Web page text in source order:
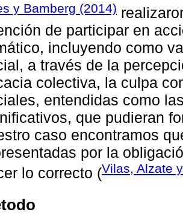
y Bamberg (2014)
de participar en
incluyendo como
a través de la
colectiva, la culpa
entendidas como
que pudieran
caso encontramos
por la
lo correcto (Vilas, Alzate